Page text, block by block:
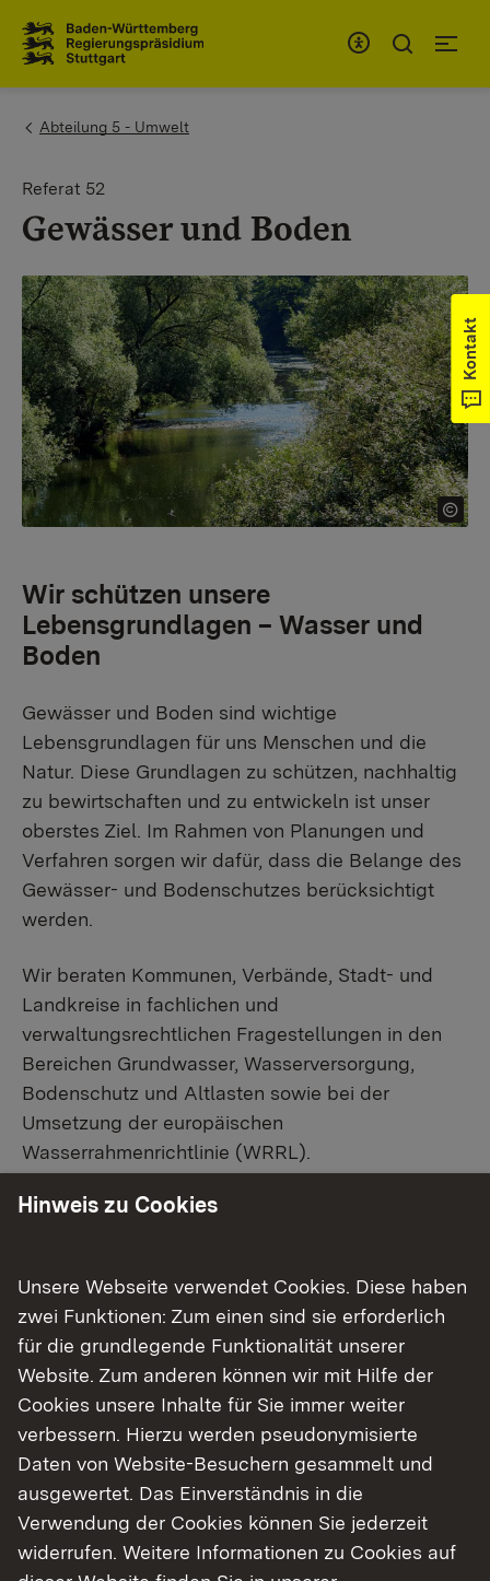
You are here:
Abteilung 5 - Umwelt
Referat 52
Gewässer und Boden
Wir schützen unsere
Lebensgrundlagen – Wasser und
Boden
Gewässer und Boden sind wichtige
Lebensgrundlagen für uns Menschen und die
Natur. Diese Grundlagen zu schützen, nachhaltig
zu bewirtschaften und zu entwickeln ist unser
oberstes Ziel. Im Rahmen von Planungen und
Verfahren sorgen wir dafür, dass die Belange des
Gewässer- und Bodenschutzes berücksichtigt
werden.
Wir beraten Kommunen, Verbände, Stadt- und
Landkreise in fachlichen und
verwaltungsrechtlichen Fragestellungen in den
Bereichen Grundwasser, Wasserversorgung,
Bodenschutz und Altlasten sowie bei der
Umsetzung der europäischen
Wasserrahmenrichtlinie (WRRL).
Wir fördern Maßnahmen der öffentlichen
kommunaler Altlasten.
Unsere Aufgaben im Detail
Grundwasserschutz
Wasserversorgung
Abwasserbeseitigung
Kontakt
Hinweis zu Cookies
Unsere Webseite verwendet Cookies. Diese haben
zwei Funktionen: Zum einen sind sie erforderlich
für die grundlegende Funktionalität unserer
Website. Zum anderen können wir mit Hilfe der
Cookies unsere Inhalte für Sie immer weiter
verbessern. Hierzu werden pseudonymisierte
Daten von Website-Besuchern gesammelt und
ausgewertet. Das Einverständnis in die
Verwendung der Cookies können Sie jederzeit
widerrufen. Weitere Informationen zu Cookies auf